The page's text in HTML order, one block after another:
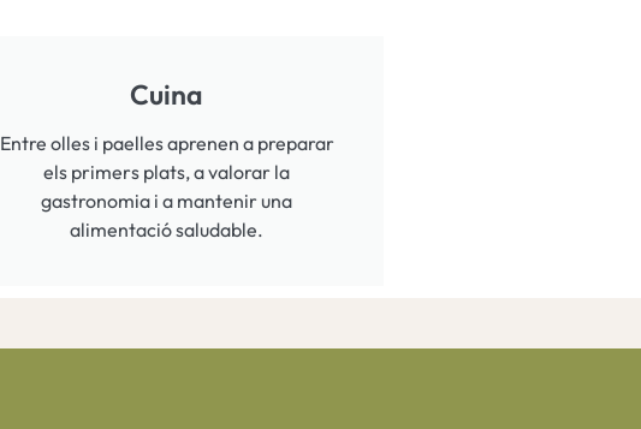
Cuina
Entre olles i paelles aprenen a preparar
els primers plats, a valorar la
gastronomia i a mantenir una
alimentació saludable.